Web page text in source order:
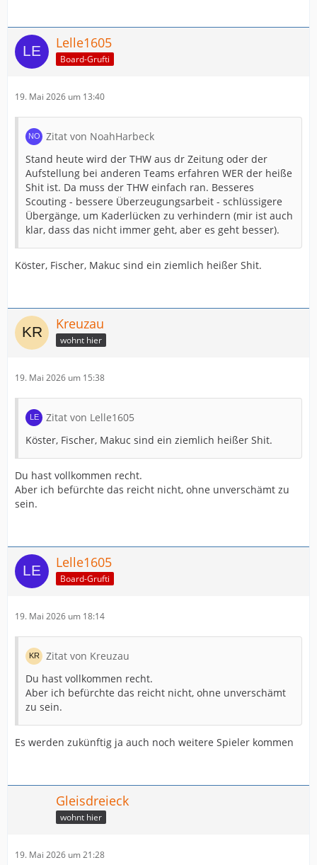
Lelle1605
Board-Grufti
19. Mai 2026 um 13:40
Zitat von NoahHarbeck
Stand heute wird der THW aus dr Zeitung oder der
Aufstellung bei anderen Teams erfahren WER der heiße
Shit ist. Da muss der THW einfach ran. Besseres
Scouting - bessere Überzeugungsarbeit - schlüssigere
Übergänge, um Kaderlücken zu verhindern (mir ist auch
klar, dass das nicht immer geht, aber es geht besser).
Köster, Fischer, Makuc sind ein ziemlich heißer Shit.
Kreuzau
wohnt hier
19. Mai 2026 um 15:38
Zitat von Lelle1605
Köster, Fischer, Makuc sind ein ziemlich heißer Shit.
Du hast vollkommen recht.
Aber ich befürchte das reicht nicht, ohne unverschämt zu
sein.
Lelle1605
Board-Grufti
19. Mai 2026 um 18:14
Zitat von Kreuzau
Du hast vollkommen recht.
Aber ich befürchte das reicht nicht, ohne unverschämt
zu sein.
Es werden zukünftig ja auch noch weitere Spieler kommen
Gleisdreieck
wohnt hier
19. Mai 2026 um 21:28